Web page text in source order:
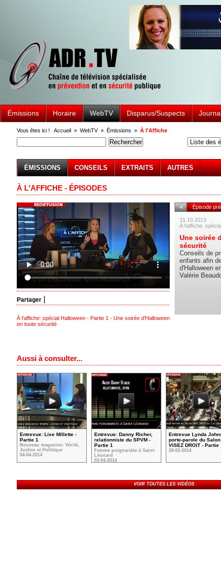
Émissions Horaire WebTV Disparus/Suspects
Vous êtes ici ! Accueil » WebTV» Émissions » À l'Affiche
ÉMISSIONS CONSEILS EXTRAITS AUTRES
À L'AFFICHE - ÉPISODES
Partager
À l'affiche: spécial Halloween - Partie 1 - Une soirée d'Halloween
en toute sécurité
Épisode
31.10.2013
À l'affiche:
Une soirée
sécurité
Conseils de
enfants afin
d'Halloween
Valérie
Aussi à consulter...
Entrevue: Lise Millette -
Partie 1
Nouveau magazine: Vérité,
Justice et Politique
04-04-2014
Entrevue: Danny Richer,
relationniste du SPVM -
Partie 1
Femme poignardée à Saint-
Léonard
03-04-2014
Entrevue Lynda
porte-parole du Salon
VISEZ DROIT - Partie
28-03-2014
VOIR TOUTES LES VIDÉOS